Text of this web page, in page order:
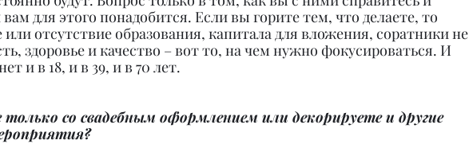
для этого понадобится. Если вы горите тем, что делаете, то
или отсутствие образования, капитала для вложения, соратники не
здоровье и качество – вот то, на чем нужно фокусироваться. И
и в 18, и в 39, и в 70 лет.
со свадебным оформлением или декорируете и другие